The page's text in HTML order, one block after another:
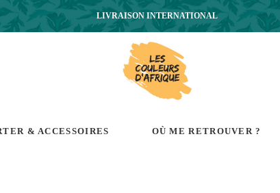
LIVRAISON INTERNATIONAL
& ACCESSOIRES OÙ ME RETROUVER ?